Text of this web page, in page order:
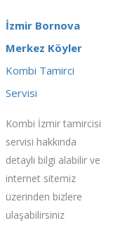
İzmir Bornova
Merkez Köyler
Kombi Tamirci
Servisi
Kombi İzmir tamircisi
servisi hakkında
detaylı bilgi alabilir ve
internet sitemiz
üzerinden bizlere
ulaşabilirsiniz